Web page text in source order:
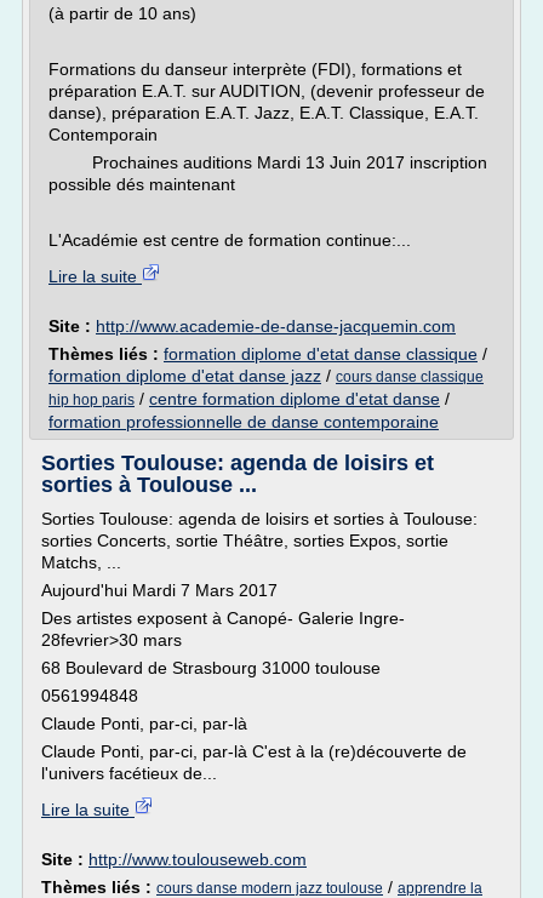
(à partir de 10 ans)
Formations du danseur interprète (FDI), formations et
préparation E.A.T. sur AUDITION, (devenir professeur de
danse), préparation E.A.T. Jazz, E.A.T. Classique, E.A.T.
Contemporain
Prochaines auditions Mardi 13 Juin 2017 inscription
possible dés maintenant
L'Académie est centre de formation continue:...
Lire la suite
Site : http://www.academie-de-danse-jacquemin.com
Thèmes liés : formation diplome d'etat danse classique /
formation diplome d'etat danse jazz / cours danse classique
hip hop paris / centre formation diplome d'etat danse /
formation professionnelle de danse contemporaine
Sorties Toulouse: agenda de loisirs et
sorties à Toulouse ...
Sorties Toulouse: agenda de loisirs et sorties à Toulouse:
sorties Concerts, sortie Théâtre, sorties Expos, sortie
Matchs, ...
Aujourd'hui Mardi 7 Mars 2017
Des artistes exposent à Canopé- Galerie Ingre-
28fevrier>30 mars
68 Boulevard de Strasbourg 31000 toulouse
0561994848
Claude Ponti, par-ci, par-là
Claude Ponti, par-ci, par-là C'est à la (re)découverte de
l'univers facétieux de...
Lire la suite
Site : http://www.toulouseweb.com
Thèmes liés : cours danse modern jazz toulouse / apprendre la